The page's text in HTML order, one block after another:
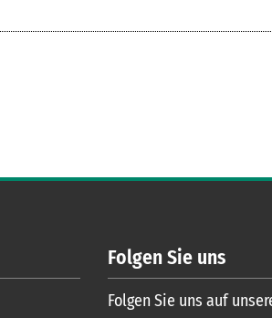
Folgen Sie uns
Folgen Sie uns auf